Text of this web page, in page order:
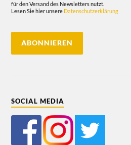
für den Versand des Newsletters nutzt.
Lesen Sie hier unsere Datenschutzerklärung
SOCIAL MEDIA